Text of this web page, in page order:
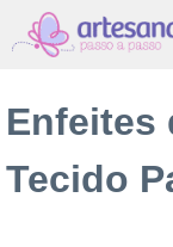
Pular
para
conteúdo
Enfeites
Tecido